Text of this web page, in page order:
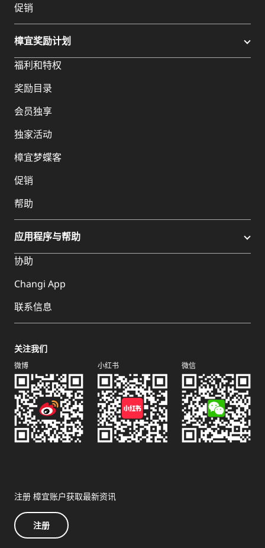
促销
樟宜奖励计划
福利和特权
奖励目录
会员独享
独家活动
樟宜梦蝶客
促销
帮助
应用程序与帮助
协助
Changi App
联系信息
关注我们
微博 小红书 微信
注册 樟宜账户获取最新资讯
注册